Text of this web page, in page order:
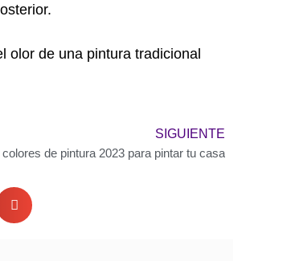
olor de una pintura tradicional
SIGUIENTE
de pintura 2023 para pintar tu casa